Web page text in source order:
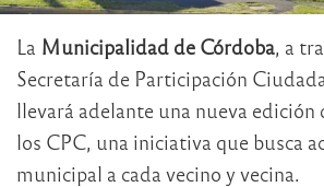
La Municipalidad de Córdoba, a
Secretaría de Participación
llevará adelante una nueva edición
los CPC, una iniciativa que busca
municipal a cada vecino y vecina.